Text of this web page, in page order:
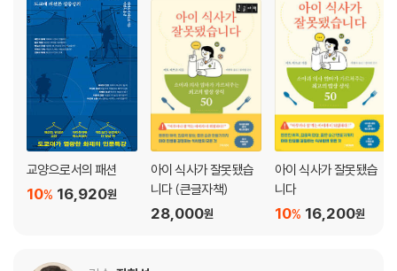
약에만 의지하면 면역력을 높일 수 없습니다
간 기능이나 신장 기능이 떨어지면 약이 ‘너무 잘 듣는다’
약을 먹고 수치는 정상인데 왜 컨디션은 안 좋을까요?
장수가 늘어난 것은 약과 의료 덕분이 아닙니다
약은 줄이고 삶의 질은 늘려주세요
5장 │ 약으로 ‘마음의 병’ 자체는 고칠 수 없다
우울증에 대한 인식을 바꿔야 합니다
모든 병을 약으로 고치려는 인식이 문제입니다
정신과 약은 신체적인 부작용을 동반합니다
약을 먹더라도 인간관계 구축이 중요합니다
교양으로서의 패션
16,920원
10%
아이 식사가 잘못됐습
니다 (큰글자책)
28,000원
아이 식사가 잘못됐습
니다
16,200원
10%